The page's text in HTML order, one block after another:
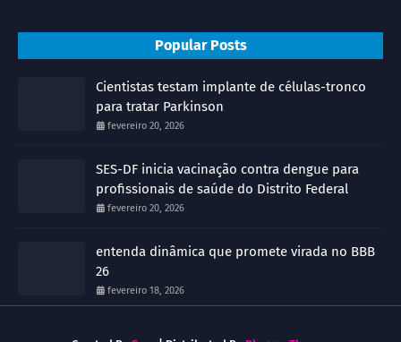
Popular Posts
Cientistas testam implante de células-tronco
para tratar Parkinson
fevereiro 20, 2026
SES-DF inicia vacinação contra dengue para
profissionais de saúde do Distrito Federal
fevereiro 20, 2026
entenda dinâmica que promete virada no BBB
26
fevereiro 18, 2026